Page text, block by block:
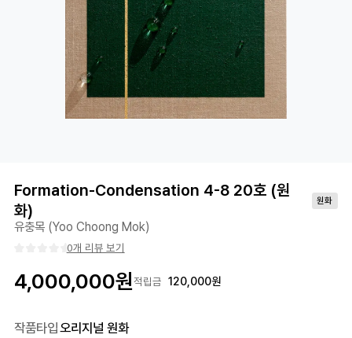
Formation-Condensation 4-8 20호 (원
화)
원화
유충목 (Yoo Choong Mok)
0개 리뷰 보기
4,000,000원적립금 120,000원
작품타입오리지널 원화